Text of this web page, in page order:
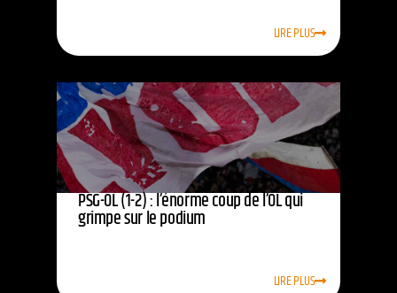
LIRE PLUS
PSG-OL (1-2) : l’énorme coup de l’OL qui
grimpe sur le podium
LIRE PLUS